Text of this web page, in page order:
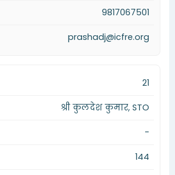
9817067501
prashadj@icfre.org
21
श्री कुलदेश कुमार, STO
-
144